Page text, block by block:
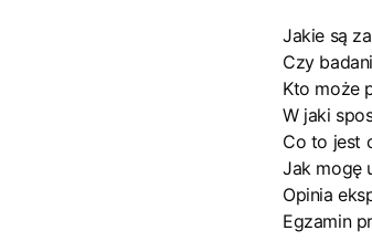
Jakie są
Czy
Kto może
W jaki
Co to jest
Jak mogę
Opinia
Egzamin